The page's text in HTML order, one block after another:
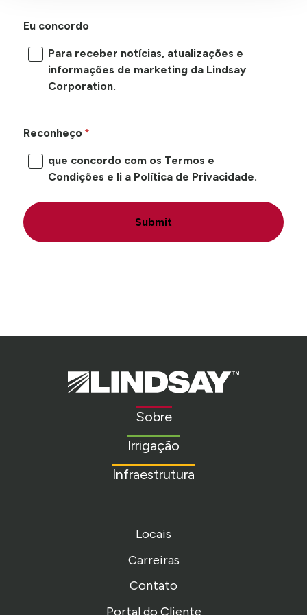
Eu concordo
Para receber notícias, atualizações e
informações de marketing da Lindsay
Corporation.
Reconheço
que concordo com os Termos e
Condições e li a Política de Privacidade.
Submit
Lindsay.
Link
Sobre
Irrigação
Infraestrutura
Locais
Carreiras
Contato
Portal do Cliente